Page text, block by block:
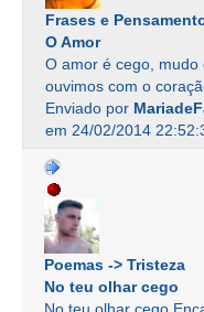
Frases e
O Amor
O amor é cego,
ouvimos com o
Enviado por
em 24/02/2014
Poemas -> Tristeza
No teu olhar cego